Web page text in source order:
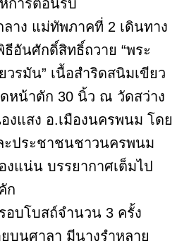
การต้อนรับ
าง แม่ทัพภาคที่ 2 เดินทาง
อันศักดิ์สิทธิ์ถวาย “พระ
รมัน” เนื้อสำริดสนิมเขียว
หน้าตัก 30 นิ้ว ณ วัดสว่าง
งแสง อ.เมืองนครพนม โดย
ประชาชนชาวนครพนม
งแน่น บรรยากาศเต็มไป
ก
อบโบสถ์จำนวน 3 ครั้ง
บนศาลา มีนางรำหลาย